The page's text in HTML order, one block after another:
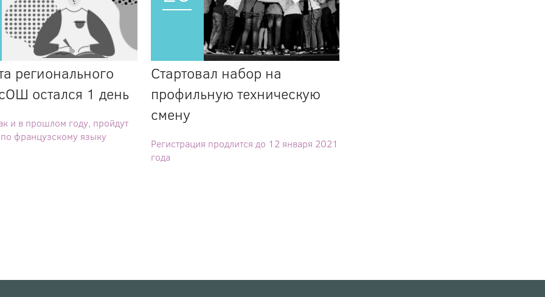
регионального
остался 1 день
и в прошлом году, пройдут
французскому языку
Стартовал набор на
профильную техническую
смену
Регистрация продлится до 12 января 2021
года